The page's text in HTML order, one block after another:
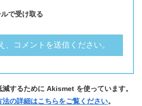
で受け取る
するために Akismet を使っています。
法の詳細はこちらをご覧ください。